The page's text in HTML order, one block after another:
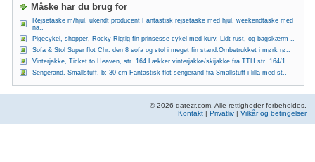
Måske har du brug for
Rejsetaske m/hjul, ukendt producent Fantastisk rejsetaske med hjul, weekendtaske med
na..
Pigecykel, shopper, Rocky Rigtig fin prinsesse cykel med kurv. Lidt rust, og bagskærm ..
Sofa & Stol Super flot Chr. den 8 sofa og stol i meget fin stand.Ombetrukket i mørk rø..
Vinterjakke, Ticket to Heaven, str. 164 Lækker vinterjakke/skijakke fra TTH str. 164/1..
Sengerand, Smallstuff, b: 30 cm Fantastisk flot sengerand fra Smallstuff i lilla med st..
© 2026 datezr.com. Alle rettigheder forbeholdes.
Kontakt | Privatliv | Vilkår og betingelser